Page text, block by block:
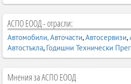
АСПО ЕООД - отрасли:
Автомобили, Авточасти,Автосервизи,
Автостъкла, Годишни Технически
Мнения за АСПО ЕООД